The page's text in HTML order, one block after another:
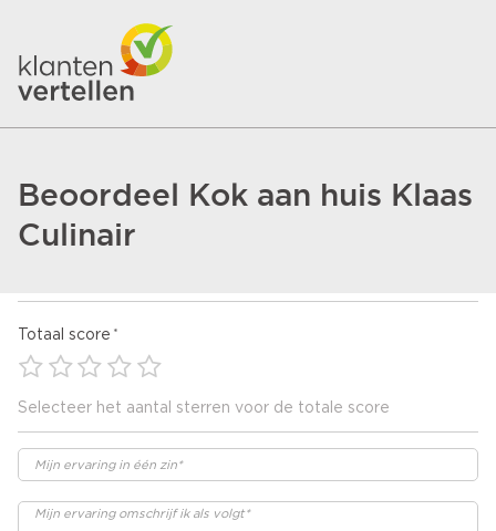
Beoordeel Kok aan huis Klaas
Culinair
Totaal score
Selecteer het aantal sterren voor de totale score